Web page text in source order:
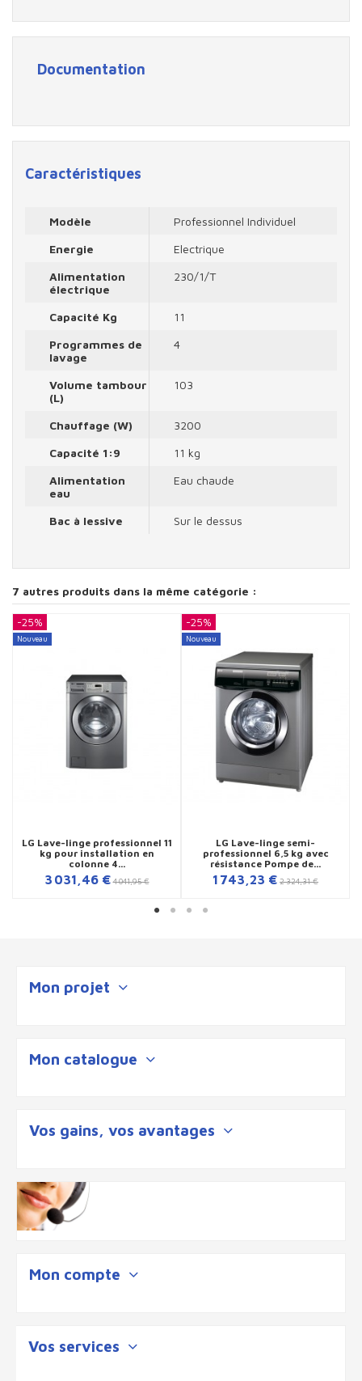
Documentation
Caractéristiques
Modèle
Professionnel Individuel
Energie
Electrique
Alimentation
électrique
230/1/T
Capacité Kg
11
Programmes de
lavage
4
Volume tambour
(L)
103
Chauffage (W)
3200
Capacité 1:9
11 kg
Alimentation
eau
Eau chaude
Bac à lessive Sur le dessus
7 autres produits dans la même catégorie :
-25%
Nouveau
LG Lave-linge professionnel 11
kg pour installation en
colonne 4...
3 031,46 € 4 041,95 €
-25%
Nouveau
LG Lave-linge semi-
professionnel 6,5 kg avec
résistance Pompe de...
1 743,23 € 2 324,31 €
Mon projet
Mon catalogue
Vos gains, vos avantages
Mon compte
Vos services